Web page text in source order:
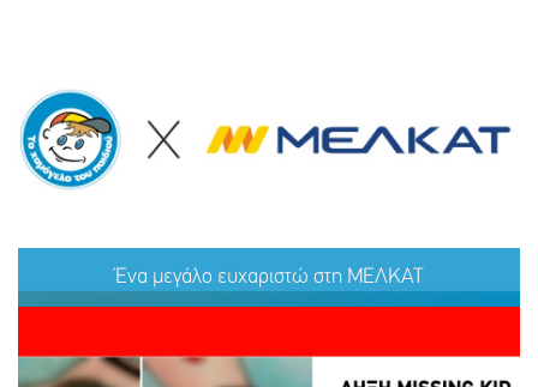
ΜΟΙΡΑΣΟΥ
ΤΟ
ΔΡΑΣΕ
ΤΩΡΑ
Ένα μεγάλο ευχαριστώ στη ΜΕΛΚΑΤ